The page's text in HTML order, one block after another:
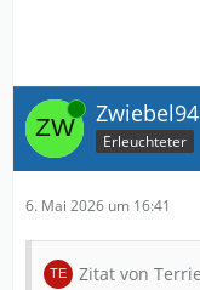
Online Zwiebel94
Erleuchteter
6. Mai 2026 um 16:41
Zitat von